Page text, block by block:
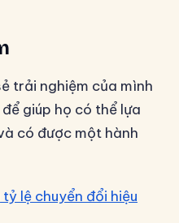
trải nghiệm của mình
giúp họ có thể lựa
có được một hành
lệ chuyển đổi hiệu